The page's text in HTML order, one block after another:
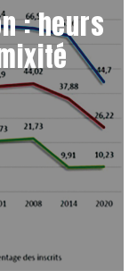
: heurs